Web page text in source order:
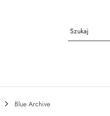
Blue Archive